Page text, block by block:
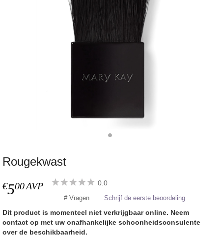
Rougekwast
€500AVP 0.0
# Vragen Schrijf de eerste beoordeling
Dit product is momenteel niet verkrijgbaar online. Neem
contact op met uw onafhankelijke schoonheidsconsulente
over de beschikbaarheid.